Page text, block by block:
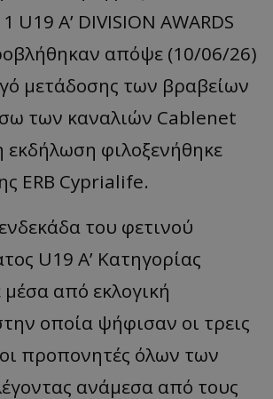
U19 A’ DIVISION AWARDS
απόψε (10/06/26)
μετάδοσης των βραβείων
των καναλιών Cablenet
εκδήλωση φιλοξενήθηκε
ERB Cyprialife.
του φετινού
U19 Α’ Κατηγορίας
από εκλογική
οποία ψήφισαν οι τρεις
προπονητές όλων των
ανάμεσα από τους